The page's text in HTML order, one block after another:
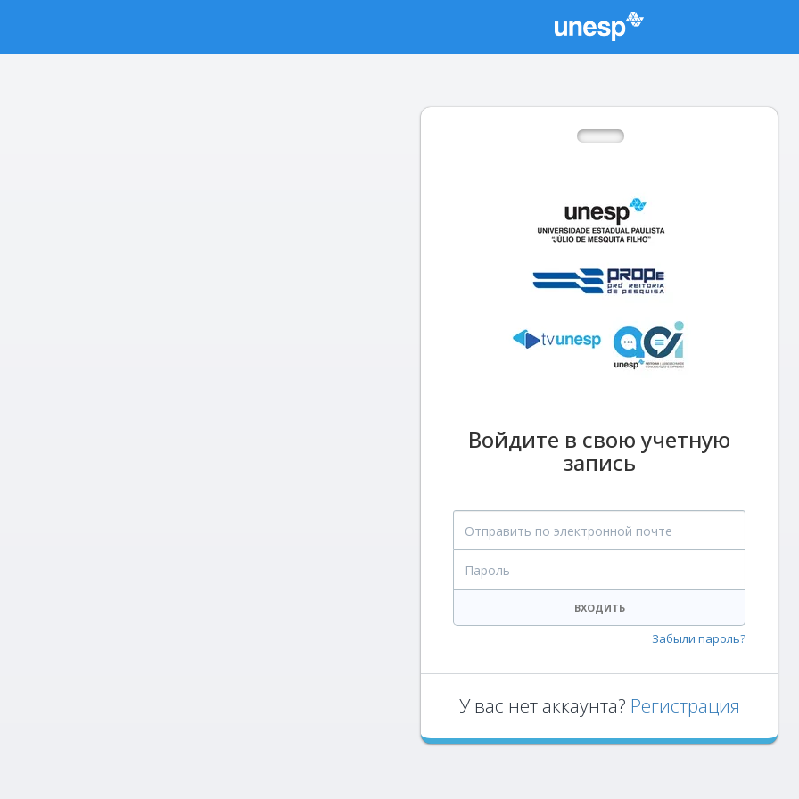
Войдите в свою учетную
запись
Отправить по электронной почте
ВХОДИТЬ
Забыли пароль?
У вас нет аккаунта? Регистрация